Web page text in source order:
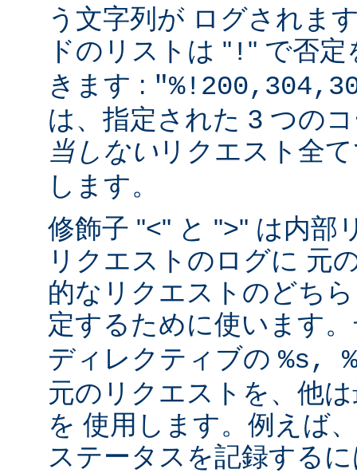
う文字列が ログされま
ドのリストは " ! " で否定
きます :
は、指定された 3 つの
当しない リクエスト全
します。
修飾子 "<" と ">" は内部
リクエストのログに 元
的なリクエストのどち
定するために使います
ディレクティブの %s,
元のリクエストを、他
を 使用します。例えば
ステータスを記録する